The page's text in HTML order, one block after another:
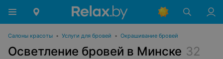
Салоны красоты • Услуги для бровей • Окрашивание бровей
Осветление бровей в Минске 32